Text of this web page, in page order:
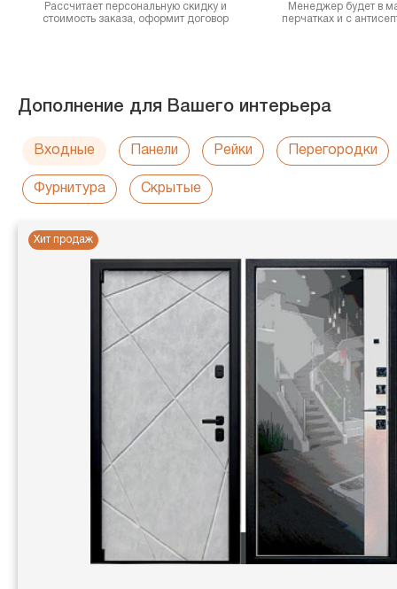
Рассчитает персональную скидку и
стоимость заказа, оформит договор
Менеджер будет в
перчатках и с
Дополнение для Вашего интерьера
Входные Панели Рейки Перегородки
Фурнитура Скрытые
Хит продаж